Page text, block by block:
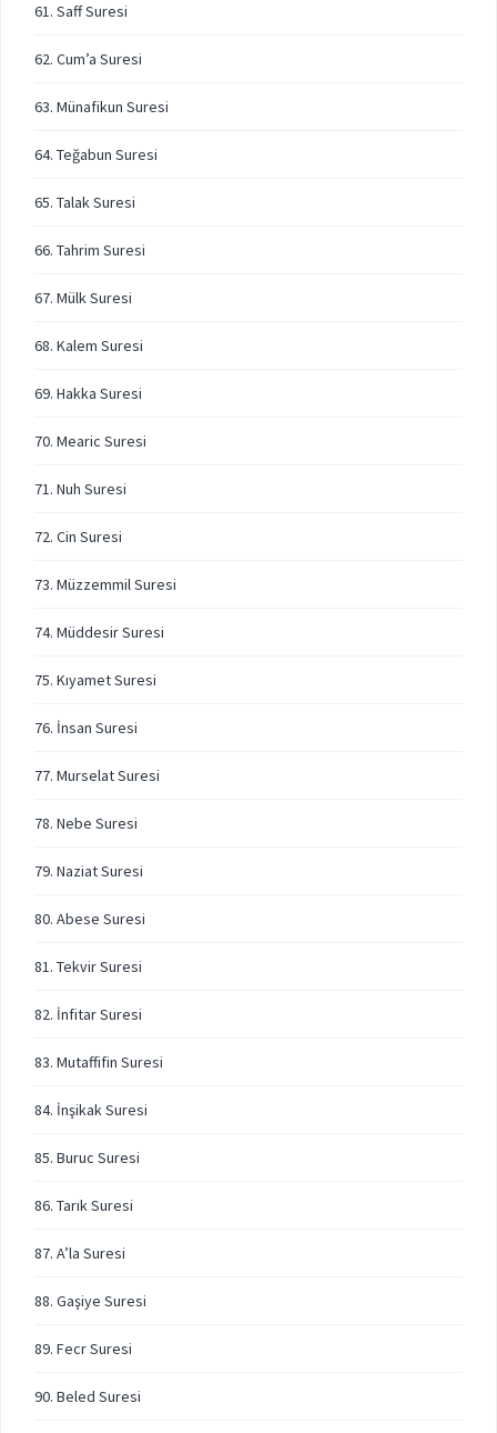
61. Saff Suresi
62. Cum’a Suresi
63. Münafikun Suresi
64. Teğabun Suresi
65. Talak Suresi
66. Tahrim Suresi
67. Mülk Suresi
68. Kalem Suresi
69. Hakka Suresi
70. Mearic Suresi
71. Nuh Suresi
72. Cin Suresi
73. Müzzemmil Suresi
74. Müddesir Suresi
75. Kıyamet Suresi
76. İnsan Suresi
77. Murselat Suresi
78. Nebe Suresi
79. Naziat Suresi
80. Abese Suresi
81. Tekvir Suresi
82. İnfitar Suresi
83. Mutaffifin Suresi
84. İnşikak Suresi
85. Buruc Suresi
86. Tarık Suresi
87. A’la Suresi
88. Gaşiye Suresi
89. Fecr Suresi
90. Beled Suresi